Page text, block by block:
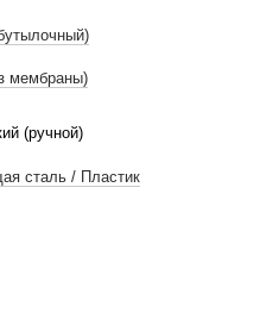
мембраны)
(ручной)
сталь / Пластик